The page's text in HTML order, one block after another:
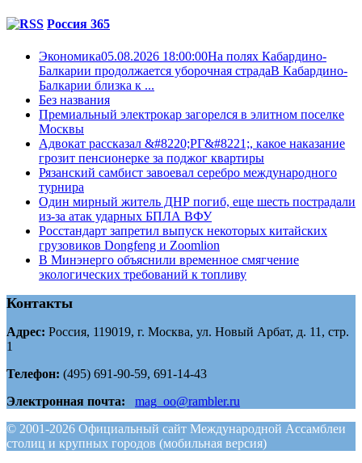
Россия 365
Экономика05.08.2026 18:00:00На полях Кабардино-
Балкарии продолжается уборочная страдаВ Кабардино-
Балкарии близка к ...
Без названия
Премиальный электрокар загорелся в элитном поселке
Москвы
Адвокат рассказал &#8220;РГ&#8221;, какое наказание
грозит пенсионерке за поджог квартиры
Рязанский самбист завоевал серебро международного
турнира
Один мирный житель ДНР погиб, еще шесть пострадали
из-за атак ударных БПЛА ВФУ
Росстандарт запретил выпуск некоторых китайских
грузовиков Dongfeng и Zoomlion
В Минэнерго объяснили временное смягчение
экологических требований к топливу
Контакты
Адрес: Россия, 119019, г. Москва, ул. Новый Арбат, д. 11, стр.
1
Телефон: (495) 691-90-59, 691-14-43
Электронная почта:
mag_oo@rambler.ru
© 2001-2026 Официальный сайт Международной Ассамблеи
столиц и крупных городов (мобильная версия)